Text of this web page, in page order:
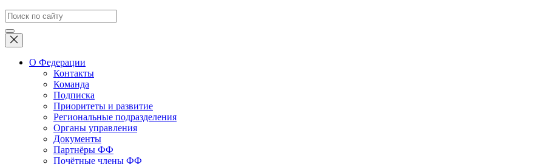
О Федерации
Контакты
Команда
Подписка
Приоритеты и развитие
Региональные подразделения
Органы управления
Документы
Партнёры ФФ
Почётные члены ФФ